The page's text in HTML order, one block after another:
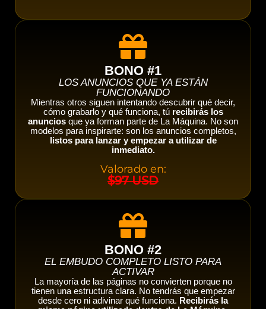
BONO #1
LOS ANUNCIOS QUE YA ESTÁN
FUNCIONANDO
Mientras otros siguen intentando descubrir qué decir,
cómo grabarlo y qué funciona, tú recibirás los
anuncios que ya forman parte de La Máquina. No son
modelos para inspirarte: son los anuncios completos,
listos para lanzar y empezar a utilizar de
inmediato.
Valorado en:
$97 USD
BONO #2
EL EMBUDO COMPLETO LISTO PARA
ACTIVAR
La mayoría de las páginas no convierten porque no
tienen una estructura clara. No tendrás que empezar
desde cero ni adivinar qué funciona. Recibirás la